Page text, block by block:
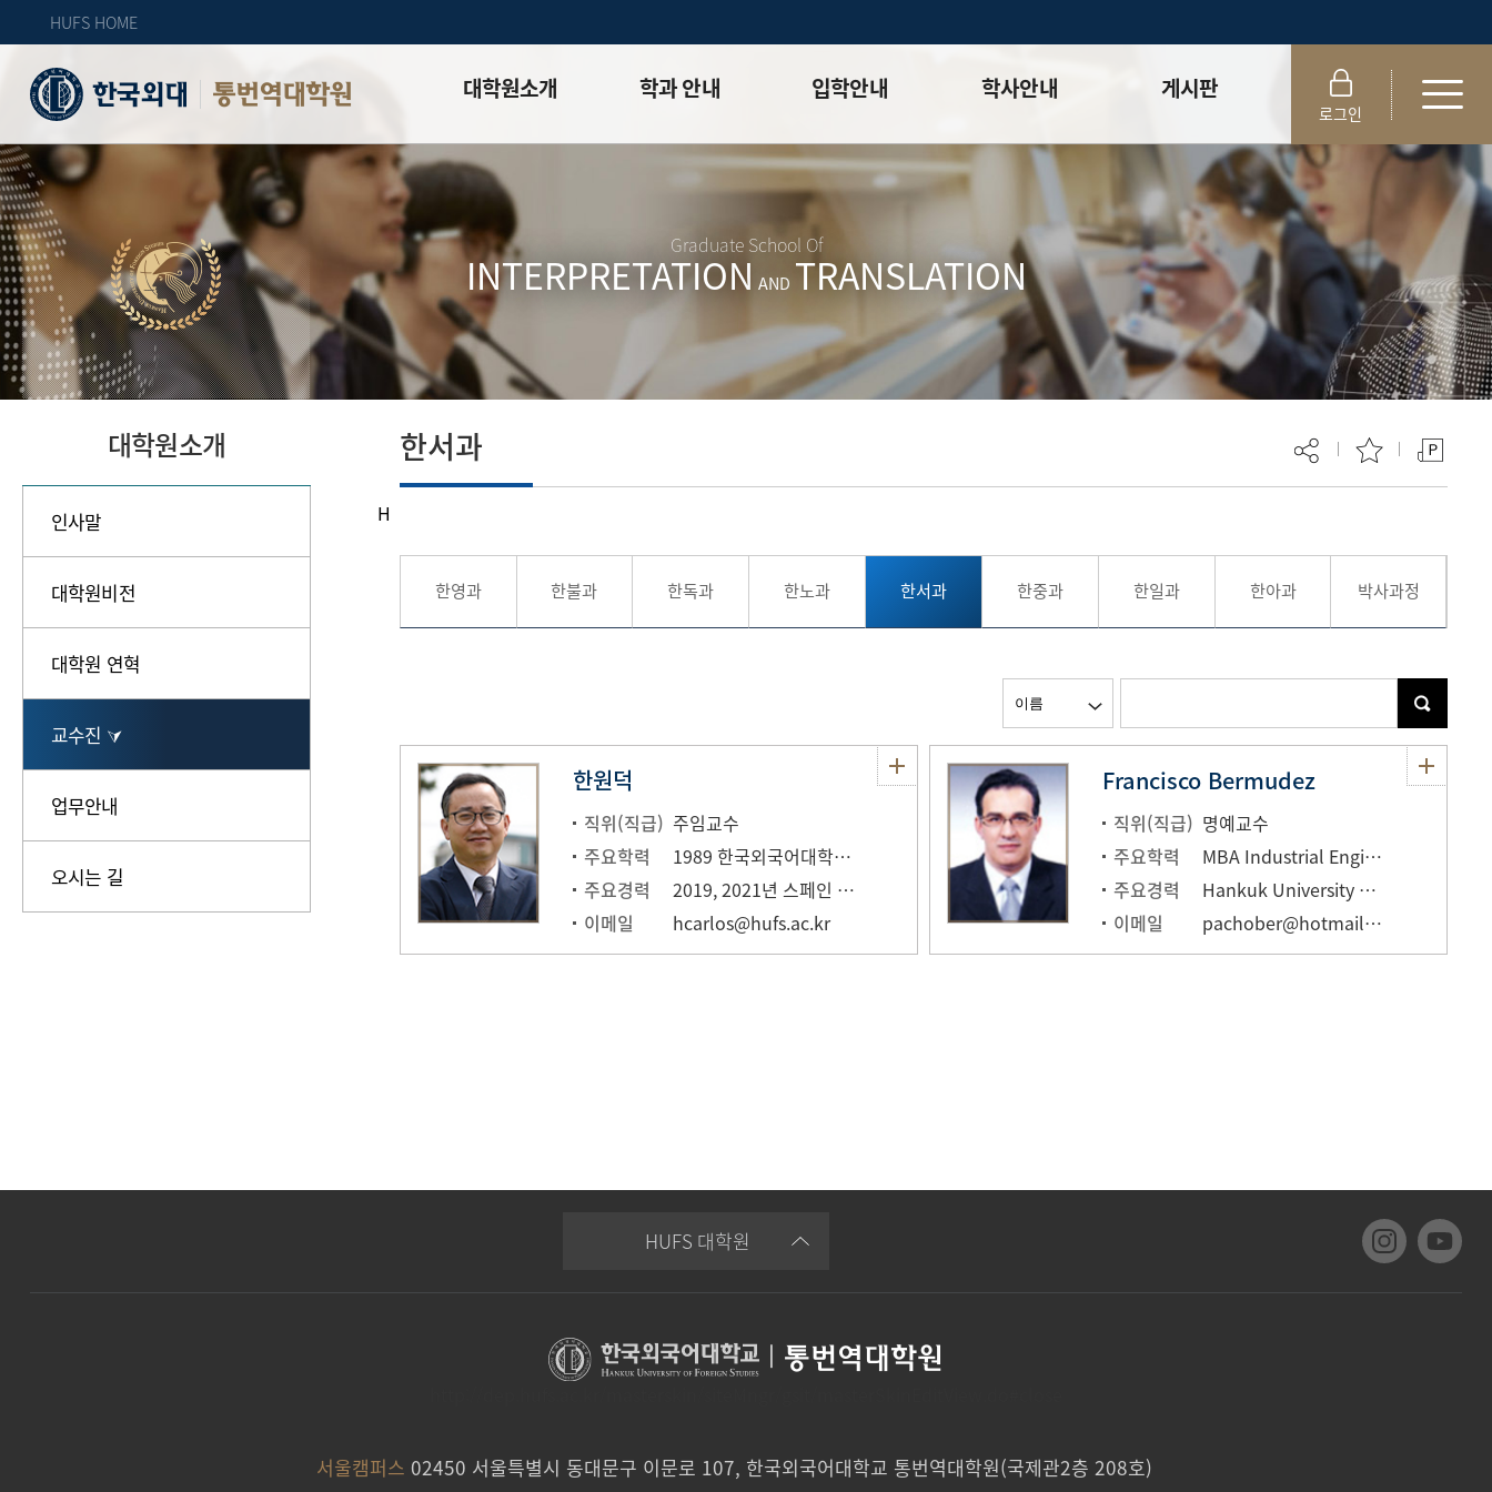
HUFS HOME
통번역대학원 대학원소개
인사말
대학원비전
대학원 연혁
교수진 ⮛
업무안내
오시는 길
학과 안내 입학안내
모집요강
전년도기출문제
FAQ
학사안내
학사일정
학적정보
석사과정 ⮛
박사과정 ⮛
장학
규정
게시판
Notice
News
졸업생논문검색
논문검색
서식함
대학원생 권리장전
석사논문
로그인
Graduate School Of
INTERPRETATION AND TRANSLATION
대학원소개
인사말
대학원비전
대학원 연혁
교수진 ⮛
업무안내
오시는 길
H
현재 페이지를 즐겨찾는 메뉴로
등록하시겠습니까?
메뉴추가
한서과
한영과 한불과 한독과 한노과 한서과 한중과 한일과 한아과 박사과정
한원덕
직위(직급) 주임교수
주요학력
1989 한국외국어대학교 통번역대학원 스페인어과 졸업
주요경력
2019, 2021년 스페인 국왕 통역
이메일
hcarlos@hufs.ac.kr
Francisco Bermudez
직위(직급) 명예교수
주요학력
MBA Industrial Engineering
주요경력
Hankuk University of Foreign Studies - Professor
이메일
pachober@hotmail.com
HUFS 대학원
| 통번역대학원
서울캠퍼스 02450 서울특별시 동대문구 이문로 107, 한국외국어대학교 통번역대학원(국제관2층 208호)